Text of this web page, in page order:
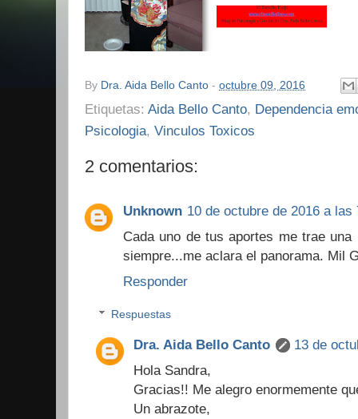
By Dra. Aida Bello Canto - octubre 09, 2016
Etiquetas: Aida Bello Canto, Dependencia
Psicologia, Vinculos Toxicos
2 comentarios:
Unknown 10 de octubre de 2016 a las
Cada uno de tus aportes me trae
siempre...me aclara el panorama. Mil
Responder
Respuestas
Dra. Aida Bello Canto
13 de
Hola Sandra,
Gracias!! Me alegro enormemente
Un abrazote,